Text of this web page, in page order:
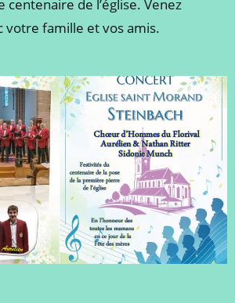
centenaire de l’église. Venez
votre famille et vos amis.